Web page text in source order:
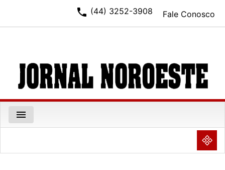
Fale Conosco
phone (44) 3252-3908
menu
NULL